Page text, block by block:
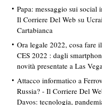
Papa: messaggio sui
Il Corriere Del Web su
Cartabianca
Ora legale 2022, cosa fare
CES 2022 : dagli
novità presentate a Las
Attacco informatico a
Russia? - Il Corriere Del
Davos: tecnologia,